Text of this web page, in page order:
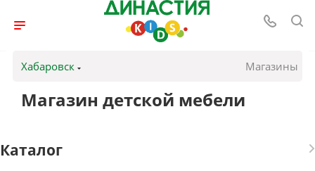
Хабаровск Магазины
Магазин детской мебели
Каталог